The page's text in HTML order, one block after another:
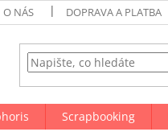
O NÁS DOPRAVA A PLATBA
Scrapbooking